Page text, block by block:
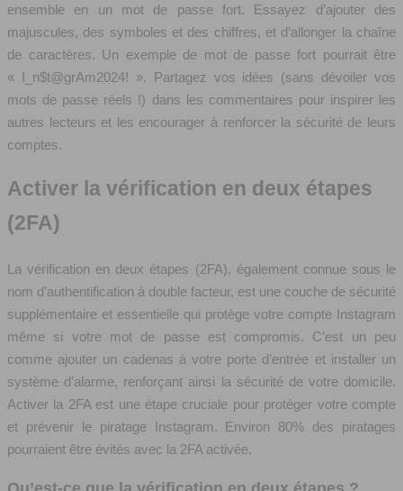
ensemble en un mot de passe fort. Essayez d’ajouter des
majuscules, des symboles et des chiffres, et d’allonger la chaîne
de caractères. Un exemple de mot de passe fort pourrait être
« I_n$t@grAm2024! ». Partagez vos idées (sans dévoiler vos
mots de passe réels !) dans les commentaires pour inspirer les
autres lecteurs et les encourager à renforcer la sécurité de leurs
comptes.
Activer la vérification en deux étapes
(2FA)
La vérification en deux étapes (2FA), également connue sous le
nom d’authentification à double facteur, est une couche de sécurité
supplémentaire et essentielle qui protège votre compte Instagram
même si votre mot de passe est compromis. C’est un peu
comme ajouter un cadenas à votre porte d’entrée et installer un
système d’alarme, renforçant ainsi la sécurité de votre domicile.
Activer la 2FA est une étape cruciale pour protéger votre compte
et prévenir le piratage Instagram. Environ 80% des piratages
pourraient être évités avec la 2FA activée.